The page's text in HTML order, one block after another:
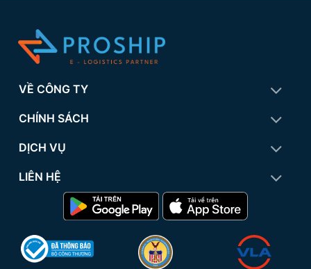
VỀ CÔNG TY
CHÍNH SÁCH
DỊCH VỤ
LIÊN HỆ